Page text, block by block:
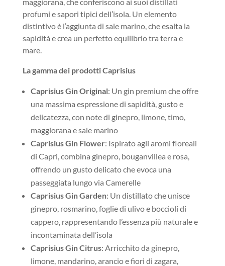
profumi e sapori tipici dell’isola. Un elemento
distintivo è l’aggiunta di sale marino, che esalta la
sapidità e crea un perfetto equilibrio tra terra e
mare.
La gamma dei prodotti Caprisius
Caprisius Gin Original: Un gin premium che offre
una massima espressione di sapidità, gusto e
delicatezza, con note di ginepro, limone, timo,
maggiorana e sale marino
Caprisius Gin Flower: Ispirato agli aromi floreali
di Capri, combina ginepro, bouganvillea e rosa,
offrendo un gusto delicato che evoca una
passeggiata lungo via Camerelle
Caprisius Gin Garden: Un distillato che unisce
ginepro, rosmarino, foglie di ulivo e boccioli di
cappero, rappresentando l’essenza più naturale e
incontaminata dell’isola
Caprisius Gin Citrus: Arricchito da ginepro,
limone, mandarino, arancio e fiori di zagara,